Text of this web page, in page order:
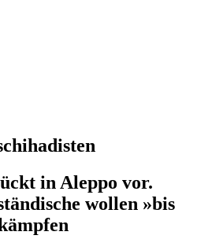
in Aleppo vor.
wollen »bis